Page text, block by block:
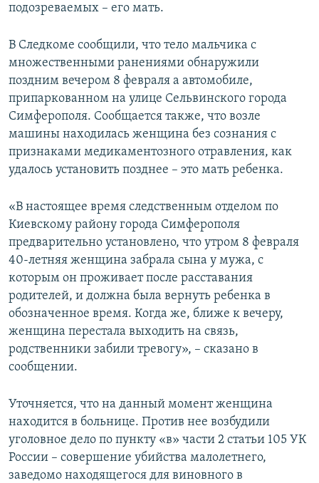
ПРОПАВШИЕ БЕЗ ВЕСТИ
ПОБЕДИТЕЛЕЙ НЕ СУДЯТ?
КРЫМ.НЕПОКОРЕННЫЙ
УКРАИНСКАЯ ПРОБЛЕМА КРЫМА
ПРИСОЕДИНЯЙТЕСЬ!
Все сайты RFE/RL
подозреваемых – его мать.
В Следкоме сообщили, что тело мальчика с
множественными ранениями обнаружили
поздним вечером 8 февраля а автомобиле,
припаркованном на улице Сельвинского города
Симферополя. Сообщается также, что возле
машины находилась женщина без сознания с
признаками медикаментозного отравления, как
удалось установить позднее – это мать ребенка.
«В настоящее время следственным отделом по
Киевскому району города Симферополя
предварительно установлено, что утром 8 февраля
40-летняя женщина забрала сына у мужа, с
которым он проживает после расставания
родителей, и должна была вернуть ребенка в
обозначенное время. Когда же, ближе к вечеру,
женщина перестала выходить на связь,
родственники забили тревогу», – сказано в
сообщении.
Уточняется, что на данный момент женщина
находится в больнице. Против нее возбудили
уголовное дело по пункту «в» части 2 статьи 105 УК
России – совершение убийства малолетнего,
заведомо находящегося для виновного в